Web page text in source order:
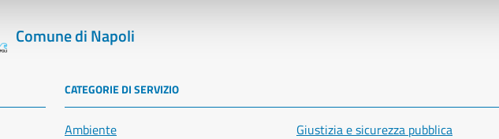
Comune di Napoli
CATEGORIE DI SERVIZIO
Ambiente
Giustizia e sicurezza pubblica